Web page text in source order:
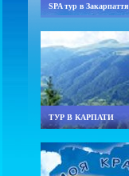
SPA тур в Закарпаття
ТУР В КАРПАТИ